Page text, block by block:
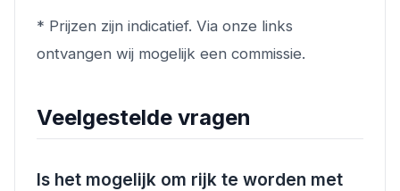
* Prijzen zijn indicatief. Via onze links
ontvangen wij mogelijk een commissie.
Veelgestelde vragen
Is het mogelijk om rijk te worden met